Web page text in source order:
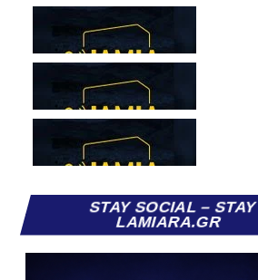
STAY SOCIAL – STAY
LAMIARA.GR